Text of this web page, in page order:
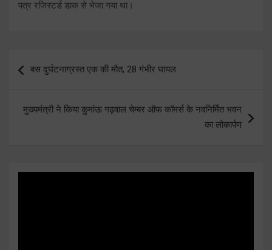
पत्र रजिस्टर्ड डाक से भेजा गया था।
navigation
बस दुर्घटनाग्रस्त एक की मौत, 28 गंभीर घायल
मुख्यमंत्री ने किया कुमांऊ गढ़वाल चेम्बर ऑफ कॉमर्स के नवनिर्मित भवन
का लोकार्पण